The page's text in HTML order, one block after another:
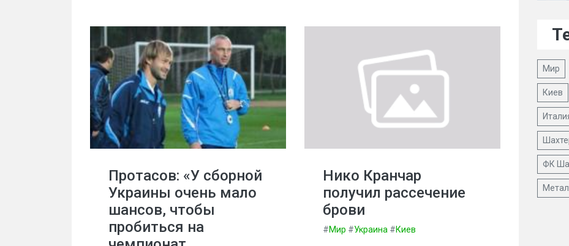
Протасов: «У сборной
Украины очень мало
шансов, чтобы
пробиться на
Нико Кранчар
получил рассечение
брови
#Мир #Украина #Киев
Мир
Киев
ФК